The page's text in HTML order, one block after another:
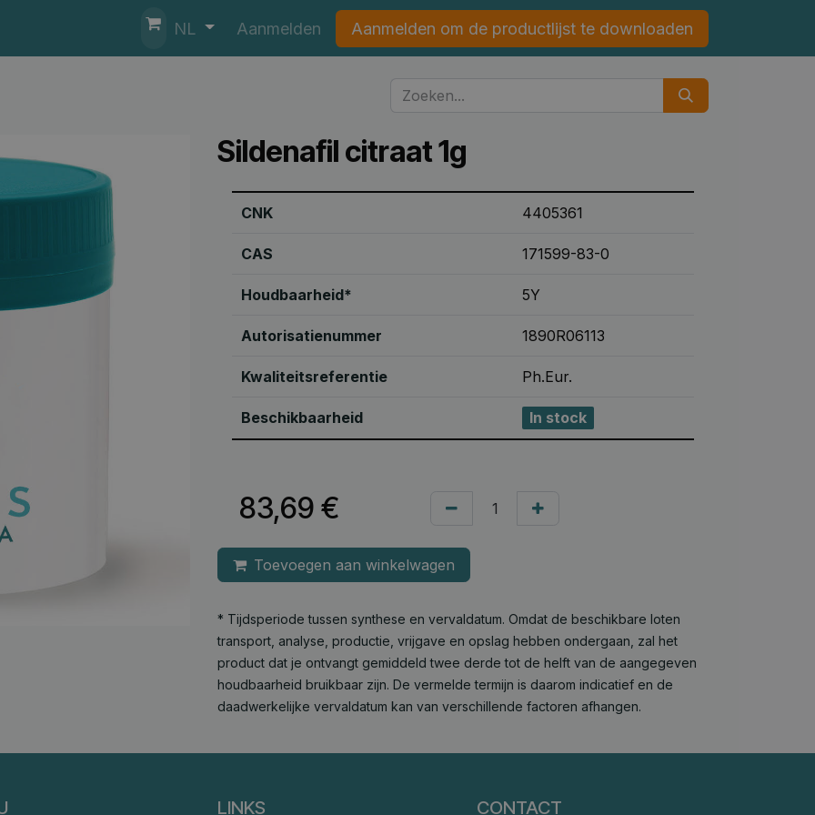
NL Aanmelden Aanmelden om de productlijst te downloaden
Sildenafil citraat 1g
CNK 4405361
CAS 171599-83-0
Houdbaarheid* 5Y
Autorisatienummer 1890R06113
Kwaliteitsreferentie Ph.Eur.
Beschikbaarheid In stock
83,69 €
Toevoegen aan winkelwagen
* Tijdsperiode tussen synthese en vervaldatum. Omdat de beschikbare loten
transport, analyse, productie, vrijgave en opslag hebben ondergaan, zal het
product dat je ontvangt gemiddeld twee derde tot de helft van de aangegeven
houdbaarheid bruikbaar zijn. De vermelde termijn is daarom indicatief en de
daadwerkelijke vervaldatum kan van verschillende factoren afhangen.
LINKS CONTACT